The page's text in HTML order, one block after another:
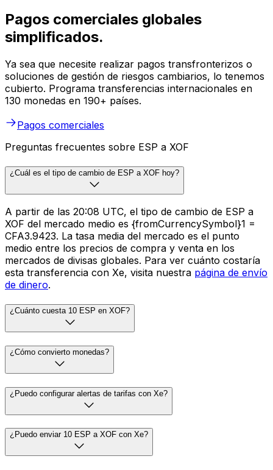
Pagos comerciales globales
simplificados.
Ya sea que necesite realizar pagos transfronterizos o
soluciones de gestión de riesgos cambiarios, lo tenemos
cubierto. Programa transferencias internacionales en
130 monedas en 190+ países.
Pagos comerciales
Preguntas frecuentes sobre ESP a XOF
¿Cuál es el tipo de cambio de ESP a XOF hoy?
A partir de las 20:08 UTC, el tipo de cambio de ESP a
XOF del mercado medio es {fromCurrencySymbol}1 =
CFA3.9423. La tasa media del mercado es el punto
medio entre los precios de compra y venta en los
mercados de divisas globales. Para ver cuánto costaría
esta transferencia con Xe, visita nuestra página de envío
de dinero.
¿Cuánto cuesta 10 ESP en XOF?
¿Cómo convierto monedas?
¿Puedo configurar alertas de tarifas con Xe?
¿Puedo enviar 10 ESP a XOF con Xe?